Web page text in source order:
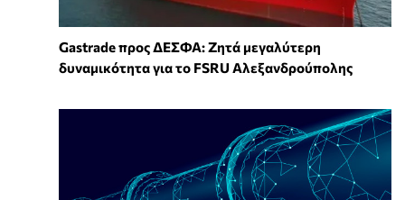
Gastrade προς ΔΕΣΦΑ: Ζητά μεγαλύτερη
δυναμικότητα για το FSRU Αλεξανδρούπολης